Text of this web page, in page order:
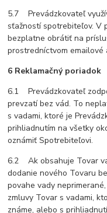
5.7 Prevádzkovateľ
sťažností spotrebiteľov. V
bezplatne obrátiť na
prostredníctvom emailové
6 Reklamačný poriadok
6.1 Prevádzkovateľ
prevzatí bez vád. To
s vadami, ktoré je
prihliadnutím na všetky
oznámiť Spotrebiteľovi.
6.2 Ak obsahuje Tovar
dodanie nového Tovaru
povahe vady
zmluvy Tovar s vadami,
známe, alebo s